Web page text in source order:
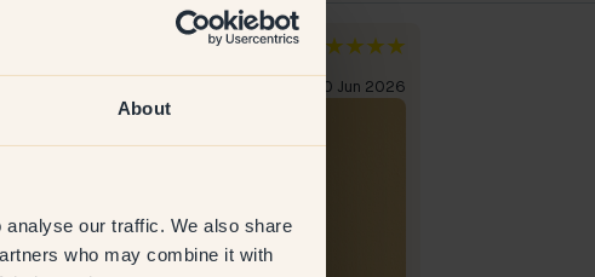
About
our traffic. We also share
who may combine it with
10 Jun 2026